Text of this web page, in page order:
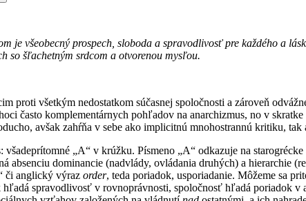
je všeobecný prospech, sloboda a spravodlivosť pre každého a
so šľachetným srdcom a otvorenou mysľou.
proti všetkým nedostatkom súčasnej spoločnosti a zároveň
často komplementárnych pohľadov na anarchizmus, no v
avšak zahŕňa v sebe ako implicitnú mnohostrannú kritiku,
„A“ v krúžku. Písmeno „A“ odkazuje na
absenciu dominancie (nadvlády, ovládania druhých) a hierarchie
či anglický výraz order, teda poriadok, usporiadanie. Môžeme sa
hľadá spravodlivosť v rovnoprávnosti, spoločnosť hľadá poriadok v